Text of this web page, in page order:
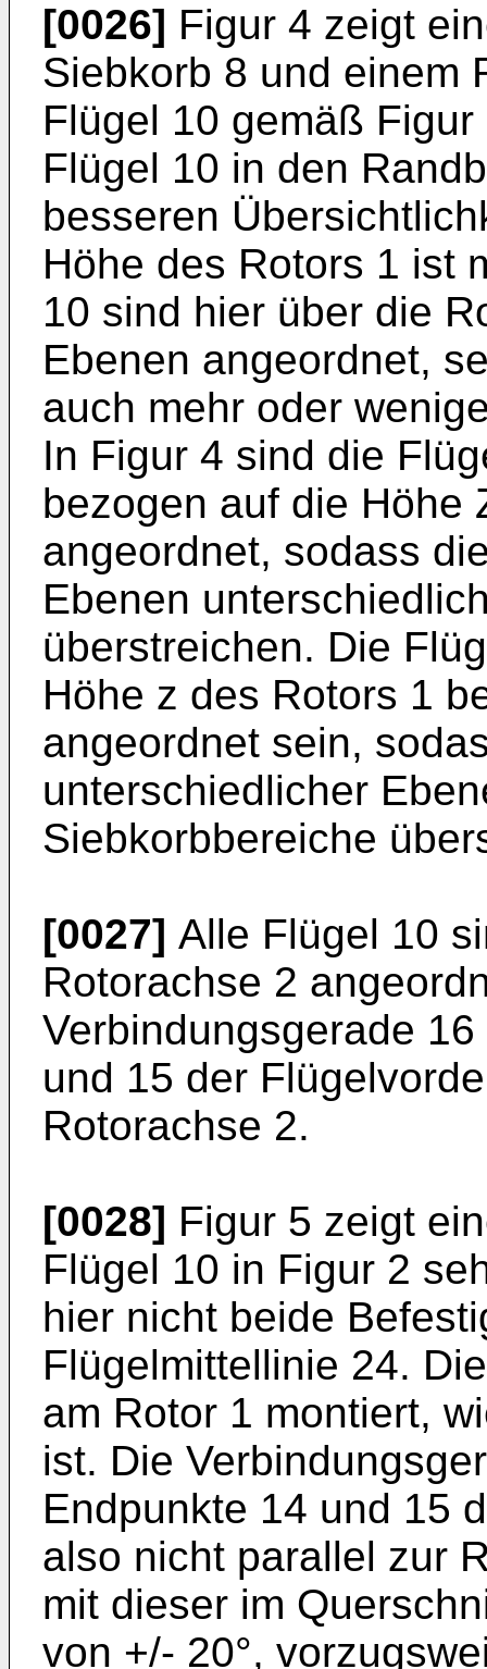
[0026] Figur 4 zeigt
Siebkorb 8 und einem
Flügel 10 gemäß
Flügel 10 in den
besseren
Höhe des Rotors 1 ist
10 sind hier über die
Ebenen angeordnet,
auch mehr oder
In Figur 4 sind die
bezogen auf die Höhe
angeordnet, sodass
Ebenen
überstreichen. Die
Höhe z des Rotors 1
angeordnet sein,
unterschiedlicher
Siebkorbbereiche
[0027] Alle Flügel 10
Rotorachse 2
Verbindungsgerade
und 15 der
Rotorachse 2.
[0028] Figur 5 zeigt
Flügel 10 in Figur 2
hier nicht beide
Flügelmittellinie 24.
am Rotor 1 montiert,
ist. Die
Endpunkte 14 und 15
also nicht parallel zur
mit dieser im
von +/- 20°,